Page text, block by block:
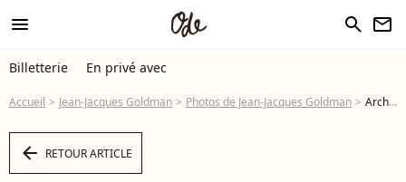
menu search newsletter
Billetterie En privé avec
Accueil Jean-Jacques Goldman Photos de Jean-Jacques Goldman Archives - Jean-Jacques Goldman en 1987 - Photo
arrow_left RETOUR ARTICLE